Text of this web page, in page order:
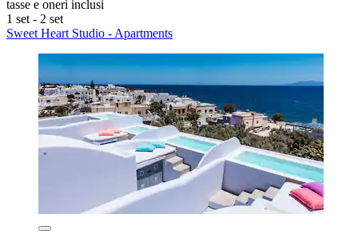
tasse e oneri inclusi
1 set - 2 set
Sweet Heart Studio - Apartments